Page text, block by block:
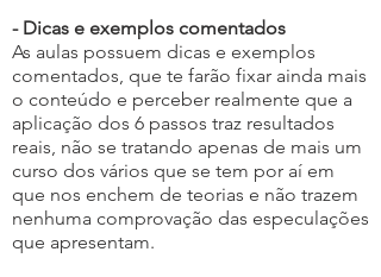
- Dicas e exemplos comentados
As aulas possuem dicas e exemplos
comentados, que te farão fixar ainda mais
o conteúdo e perceber realmente que a
aplicação dos 6 passos traz resultados
reais, não se tratando apenas de mais um
curso dos vários que se tem por aí em
que nos enchem de teorias e não trazem
nenhuma comprovação das especulações
que apresentam.